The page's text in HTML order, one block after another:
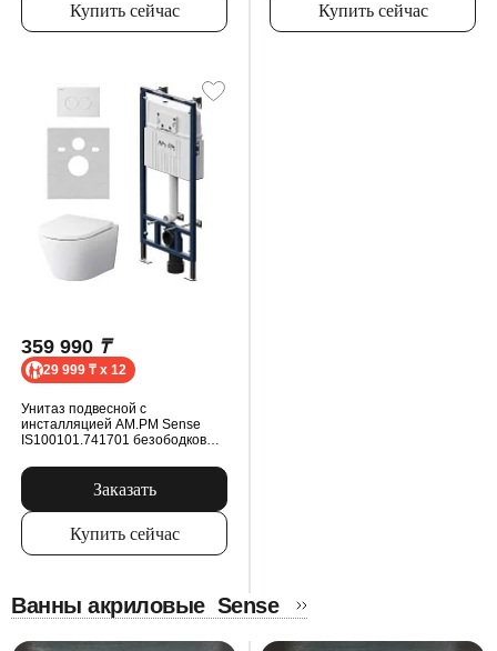
Купить сейчас Купить сейчас
359 990 ₸
29 999 ₸ x 12
Унитаз подвесной с
инсталляцией AM.PM Sense
IS100101.741701 безободковый,
клавишей, белый
Заказать
Купить сейчас
Ванны акриловые Sense